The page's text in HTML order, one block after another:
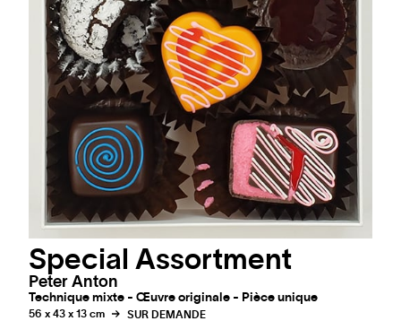
Special Assortment
Peter Anton
Technique mixte - Œuvre originale - Pièce unique
56 x 43 x 13 cm
SUR DEMANDE